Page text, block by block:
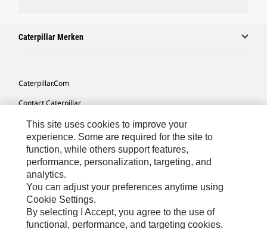
Caterpillar Merken
Caterpillar.com
Contact Caterpillar
Mijn Marketingvoorkeuren
Site Map
Cookie Settings
Legal
Privacy
This site uses cookies to improve your
experience. Some are required for the site to
function, while others support features,
performance, personalization, targeting, and
analytics.
You can adjust your preferences anytime using
Cookie Settings.
By selecting I Accept, you agree to the use of
functional, performance, and targeting cookies.